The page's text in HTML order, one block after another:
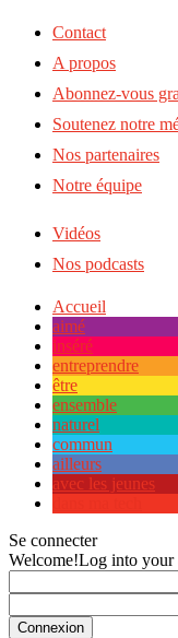
Contact
A propos
Abonnez-vous
Soutenez notre
Nos partenaires
Notre équipe
Vidéos
Nos podcasts
Accueil
aimé
inséré
entreprendre
être
ensemble
naturel
commun
ailleurs
avec les jeunes
Se connecter
Welcome!Log into your